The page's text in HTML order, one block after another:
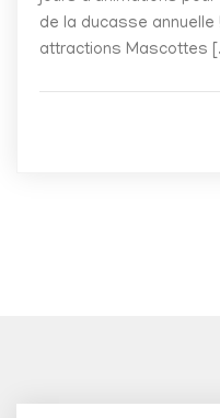
de la ducasse annuelle
attractions Mascottes